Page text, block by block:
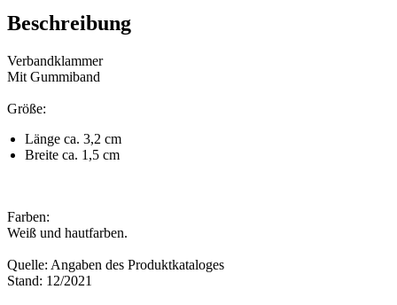
Beschreibung
Verbandklammer
Mit Gummiband
Größe:
Länge ca. 3,2 cm
Breite ca. 1,5 cm
Farben:
Weiß und hautfarben.
Quelle: Angaben des Produktkataloges
Stand: 12/2021